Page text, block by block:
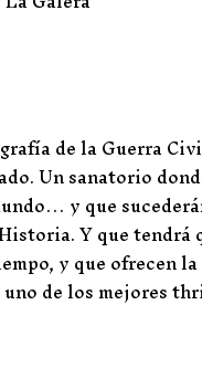
de la Guerra
Un sanatorio
y que
Y que tendrá
y que ofrecen
de los mejores